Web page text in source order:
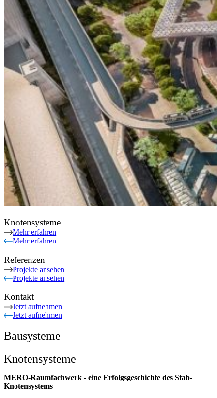
Knotensysteme
Mehr erfahren
Mehr erfahren
Referenzen
Projekte ansehen
Projekte ansehen
Kontakt
Jetzt aufnehmen
Jetzt aufnehmen
Bausysteme
Knotensysteme
MERO-Raumfachwerk - eine Erfolgsgeschichte des Stab-
Knotensystems